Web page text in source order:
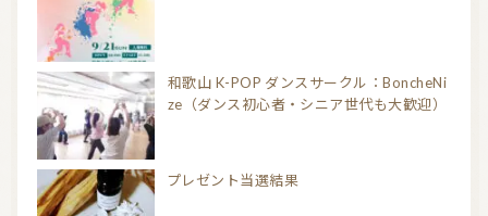
和歌山 K-POP ダンスサークル：BoncheNi
ze（ダンス初心者・シニア世代も大歓迎）
プレゼント当選結果